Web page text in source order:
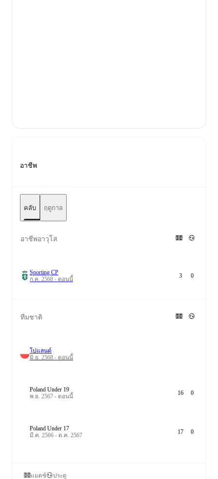
อาชีพ
คลับ ฤดูกาล
อาชีพอาวุโส
Sporting CP
ก.ค. 2568 - ตอนนี้
3 0
ทีมชาติ
โปแลนด์
มิ.ย. 2568 - ตอนนี้
Poland Under 19
พ.ย. 2567 - ตอนนี้
16 0
Poland Under 17
มี.ค. 2566 - ต.ค. 2567
17 0
แมตช์ ประตู